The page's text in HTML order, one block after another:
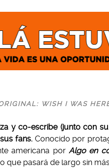
WISH I WAS
y co-escribe (junto con
fans. Conocido por
americana porAlgo en
que pasará de largo sin